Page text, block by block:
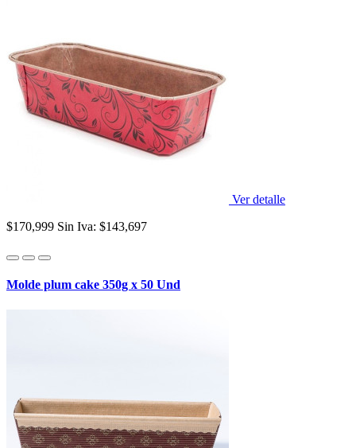
Ver detalle
$170,999 Sin Iva: $143,697
Molde plum cake 350g x 50 Und